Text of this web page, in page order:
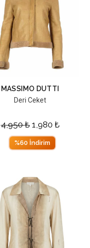
MASSIMO DUTTI
Deri Ceket
4,950₺ 1,980 ₺
%60 İndirim